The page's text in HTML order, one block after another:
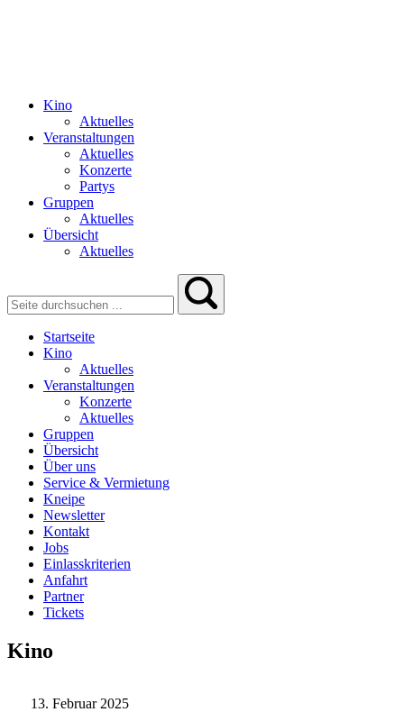
Kino
Aktuelles
Veranstaltungen
Aktuelles
Konzerte
Partys
Gruppen
Aktuelles
Übersicht
Aktuelles
Startseite
Kino
Aktuelles
Veranstaltungen
Konzerte
Aktuelles
Gruppen
Übersicht
Über uns
Service & Vermietung
Kneipe
Newsletter
Kontakt
Jobs
Einlasskriterien
Anfahrt
Partner
Tickets
Kino
13. Februar 2025